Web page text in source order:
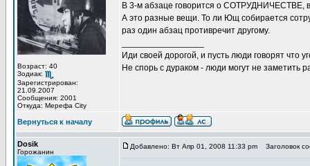
Возраст: 40
Зодиак:
Зарегистрирован:
21.09.2007
Сообщения: 2001
Откуда: Мерефа City
В 3-м абзаце говорится о
А это разные вещи. То ли Ющ собирается
раз один абзац противречит другому.
Иди своей дорогой, и пусть люди говорят что
Не спорь с дураком - люди могут не
Вернуться к началу
Dosik
Горожанин
Добавлено: Вт Апр 01, 2008 11:33 pm Заголовок